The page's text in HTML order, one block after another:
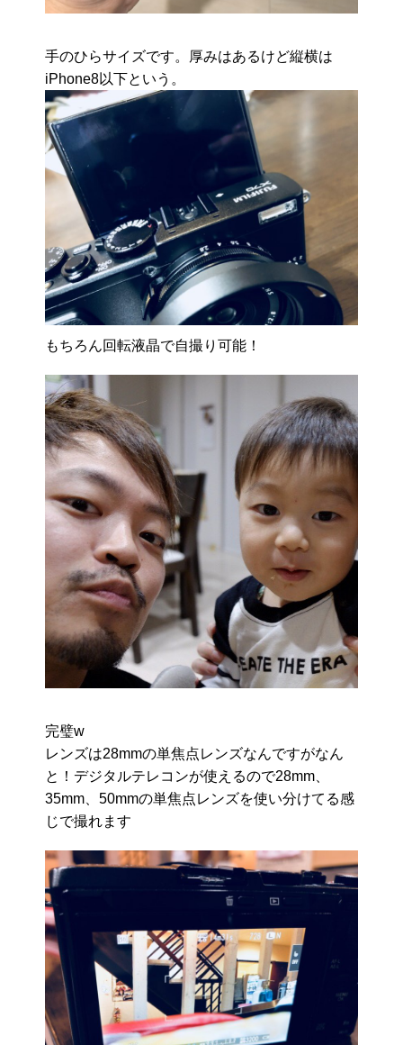
手のひらサイズです。厚みはあるけど縦横は
iPhone8以下という。
もちろん回転液晶で自撮り可能！
完璧w
レンズは28mmの単焦点レンズなんですがなん
と！デジタルテレコンが使えるので28mm、
35mm、50mmの単焦点レンズを使い分けてる感
じで撮れます